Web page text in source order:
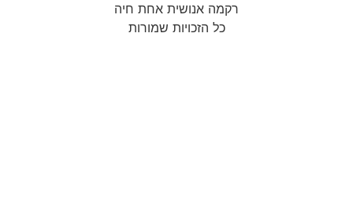
רקמה אנושית אחת חיה
כל הזכויות שמורות